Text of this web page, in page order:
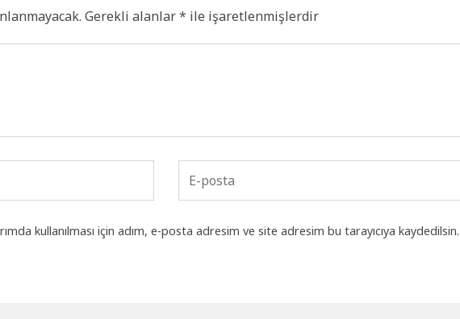
Gerekli alanlar* ile işaretlenmişlerdir
kullanılması için adım, e-posta adresim ve site adresim bu tarayıcıya kaydedilsin.